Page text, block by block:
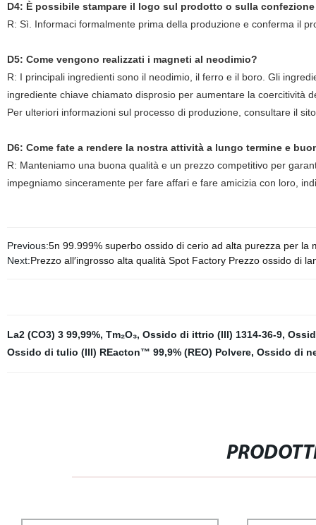
D4: È possibile stampare il logo sul prodotto o sulla
R: Sì. Informaci formalmente prima della produzione e conferma il
D5: Come vengono realizzati i magneti al neodimio?
R: I principali ingredienti sono il neodimio, il ferro e il boro. Gli
ingrediente chiave chiamato disprosio per aumentare la coercitività
Per ulteriori informazioni sul processo di produzione, consultare il
D6: Come fate a rendere la nostra attività a lungo termine e
R: Manteniamo una buona qualità e un prezzo competitivo per
impegniamo sinceramente per fare affari e fare amicizia con loro,
Previous:5n 99.999% superbo ossido di cerio ad alta purezza per la
Next:Prezzo all′ingrosso alta qualità Spot Factory Prezzo ossido di
La2 (CO3) 3 99,99%, Tm₂O₃, Ossido di ittrio (III) 1314-36-9,
Ossido di tulio (III) REacton™ 99,9% (REO) Polvere, Ossido di